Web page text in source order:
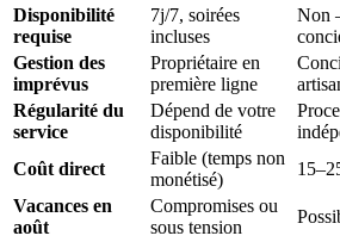
Disponibilité
requise
7j/7, soirées
incluses
Non
Gestion des
imprévus
Propriétaire en
première ligne
Régularité du
service
Dépend de votre
disponibilité
Coût direct
Faible (temps non
monétisé)
Vacances en
août
Compromises ou
sous tension